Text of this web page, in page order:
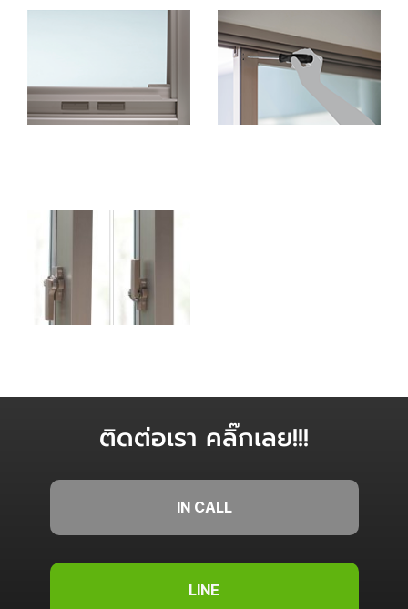
ติดต่อเรา คลิ๊กเลย!!!
IN CALL
LINE